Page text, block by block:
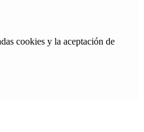
cookies y la aceptación de